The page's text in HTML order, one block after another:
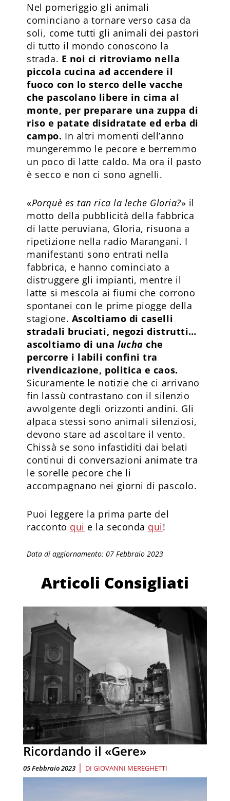
Nel pomeriggio gli animali
cominciano a tornare verso casa da
soli, come tutti gli animali dei pastori
di tutto il mondo conoscono la
strada. E noi ci ritroviamo nella
piccola cucina ad accendere il
fuoco con lo sterco delle vacche
che pascolano libere in cima al
monte, per preparare una zuppa di
riso e patate disidratate ed erba di
campo. In altri momenti dell’anno
mungeremmo le pecore e berremmo
un poco di latte caldo. Ma ora il pasto
è secco e non ci sono agnelli.
«Porquè es tan rica la leche Gloria?» il
motto della pubblicità della fabbrica
di latte peruviana, Gloria, risuona a
ripetizione nella radio Marangani. I
manifestanti sono entrati nella
fabbrica, e hanno cominciato a
distruggere gli impianti, mentre il
latte si mescola ai fiumi che corrono
spontanei con le prime piogge della
stagione. Ascoltiamo di caselli
stradali bruciati, negozi distrutti…
ascoltiamo di unalucha che
percorre i labili confini tra
rivendicazione, politica e caos.
Sicuramente le notizie che ci arrivano
fin lassù contrastano con il silenzio
avvolgente degli orizzonti andini. Gli
alpaca stessi sono animali silenziosi,
devono stare ad ascoltare il vento.
Chissà se sono infastiditi dai belati
continui di conversazioni animate tra
le sorelle pecore che li
accompagnano nei giorni di pascolo.
Puoi leggere la prima parte del
racconto qui e la seconda qui!
Data di aggiornamento: 07 Febbraio 2023
Articoli Consigliati
Ricordando il «Gere»
05 Febbraio 2023 | DI GIOVANNI MEREGHETTI